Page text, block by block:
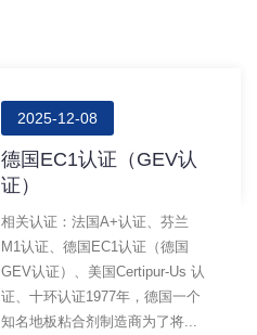
2025-12-08
德国EC1认证（GEV认
证）
相关认证：法国A+认证、芬兰
M1认证、德国EC1认证（德国
GEV认证）、美国certipur-Us 认
证、十环认证1977年，德国一个
知名地板粘合剂制造商为了将...